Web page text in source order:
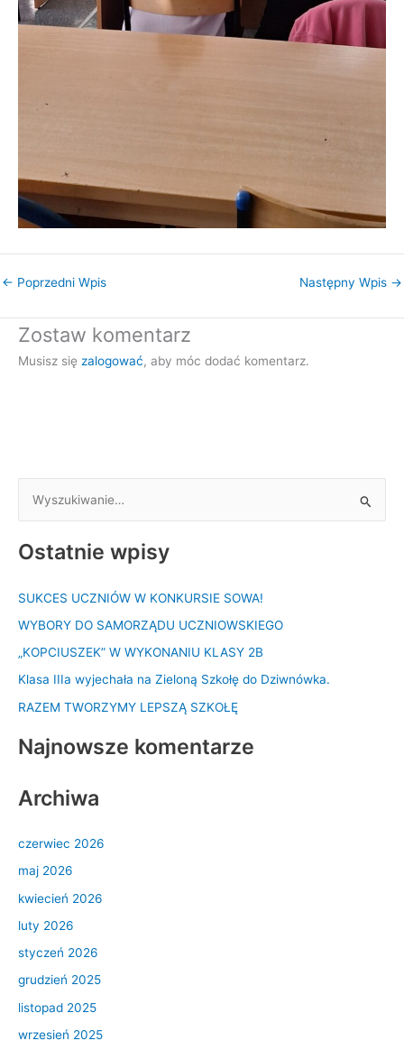
← Poprzedni Wpis Następny Wpis →
Zostaw komentarz
Musisz się zalogować, aby móc dodać komentarz.
u
a
j
d
l
Ostatnie wpisy
SUKCES UCZNIÓW W KONKURSIE SOWA!
WYBORY DO SAMORZĄDU UCZNIOWSKIEGO
„KOPCIUSZEK” W WYKONANIU KLASY 2B
Klasa IIIa wyjechała na Zieloną Szkołę do Dziwnówka.
RAZEM TWORZYMY LEPSZĄ SZKOŁĘ
Najnowsze komentarze
Archiwa
czerwiec 2026
maj 2026
kwiecień 2026
luty 2026
styczeń 2026
grudzień 2025
listopad 2025
wrzesień 2025